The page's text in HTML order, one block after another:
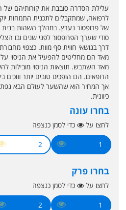
עלילת הסדרה סובבת את קורותיהם של
לרפואה, שמתקבלים לתכנית התמחות
של פרופסור נערץ. במהלך השהות בבית
סודי שערך הפרופסור לפני שנים ובו
דרך בנושאי חווית סף מוות. כצפוי
מאד הם מחליטים להפעיל את הניסוי
מאד השתבש. תוצאות הניסוי מובילות
הרופאים. הם הופכים טובים יותר וזוכים
אך המחיר הוא שהשער לעולם הבא
כיוונית.
בחרו עונה
לחצו על כדי לסמן כנצפה
1
2
בחרו פרק
לחצו על כדי לסמן כנצפה
1
2